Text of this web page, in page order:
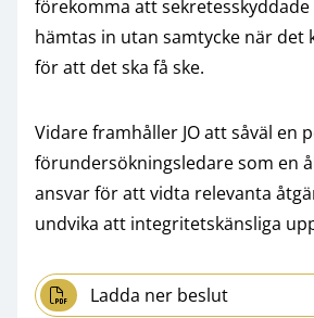
förekomma att
hämtas in utan samtycke när det
för att det ska få ske.
Vidare framhåller JO att såväl en
förundersökningsledare som en
ansvar för att vidta relevanta
undvika att integritetskänsliga
Ladda ner beslut